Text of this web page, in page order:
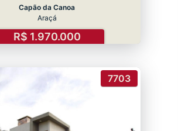
Capão da Canoa
Araçá
R$ 1.970.000
7703